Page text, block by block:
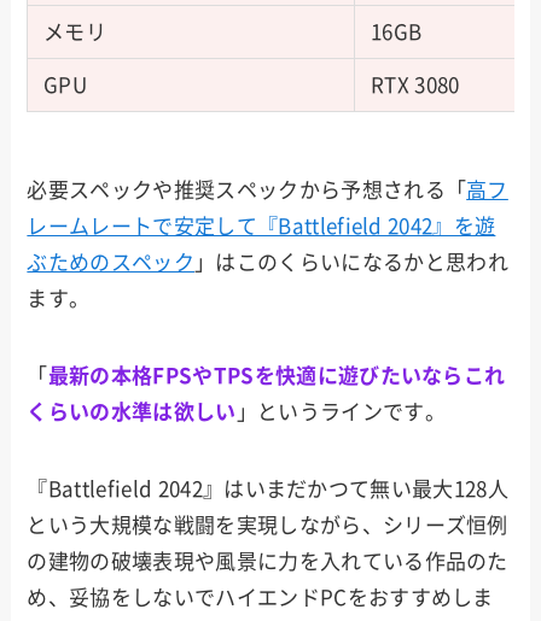
メモリ 16GB
GPU RTX 3080
必要スペックや推奨スペックから予想される「 高フ
レームレートで安定して『Battlefield 2042』を遊
ぶためのスペック 」はこのくらいになるかと思われ
ます。
「 最新の本格FPSやTPSを快適に遊びたいならこれ
くらいの水準は欲しい 」というラインです。
『Battlefield 2042』はいまだかつて無い最大128人
という大規模な戦闘を実現しながら、シリーズ恒例
の建物の破壊表現や風景に力を入れている作品のた
め、妥協をしないでハイエンドPCをおすすめしま